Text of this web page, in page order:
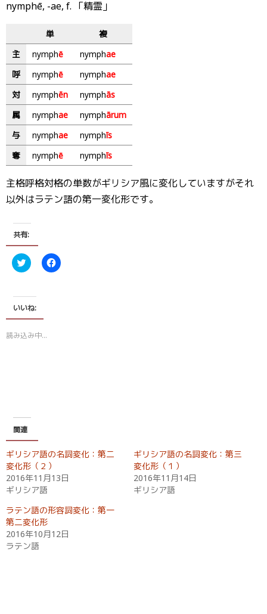
nymphē, -ae, f. 「精霊」
単
複
主
nymphē nymphae
呼
nymphē nymphae
対
nymphēn nymphās
属
nymphae nymphārum
与
nymphae nymphīs
奪
nymphē nymphīs
主格呼格対格の単数がギリシア風に変化していますがそれ
以外はラテン語の第一変化形です。
共有:
ク
リ
て
T
i
t
t
ウ
ン
ド
で
開
き
ま
す
)
F
a
(
い
ド
ウ
開
き
いいね:
読み込み中…
関連
ギリシア語の名詞変化：第二
変化形（２）
2016年11月13日
ギリシア語
ギリシア語の名詞変化：第三
変化形（１）
2016年11月14日
ギリシア語
ラテン語の形容詞変化：第一
第二変化形
2016年10月12日
ラテン語